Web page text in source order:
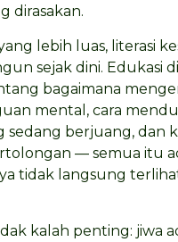
dirasakan.
lebih luas, literasi
sejak dini. Edukasi
bagaimana
mental, cara
sedang berjuang, dan
— semua itu
tidak langsung
kalah penting: jiwa